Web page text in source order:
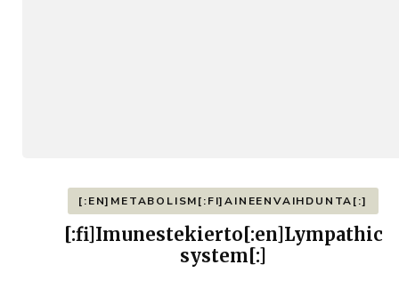
[:EN]METABOLISM[:FI]AINEENVAIHDUNTA[:]
[:fi]Imunestekierto[:en]Lympathic
system[:]